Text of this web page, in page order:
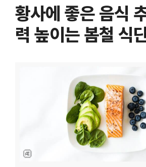
황사에 좋은 음식
력 높이는 봄철 식